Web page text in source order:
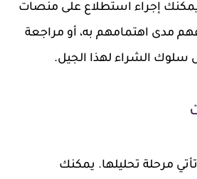
إجراء استطلاع على منصات
مدى اهتمامهم به، أو مراجعة
سلوك الشراء لهذا الجيل.
مرحلة تحليلها. يمكنك